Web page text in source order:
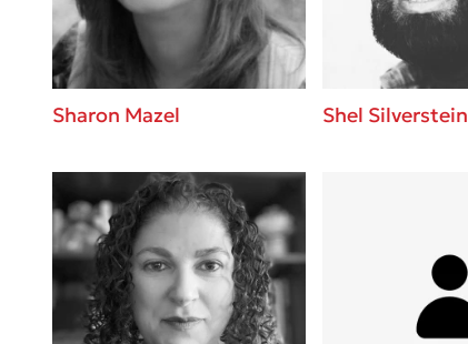
Sharon Mazel Shel Silverstein